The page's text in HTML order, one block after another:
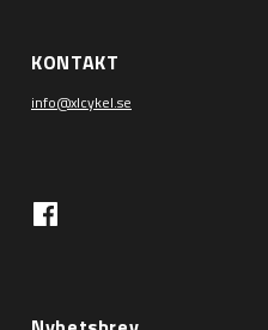
KONTAKT
info@xlcykel.se